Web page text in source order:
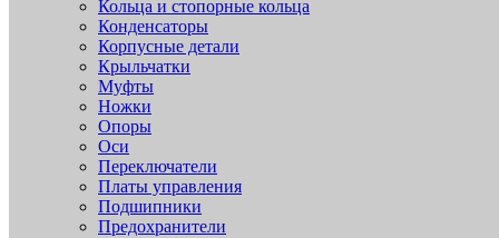
Кольца и стопорные кольца
Конденсаторы
Корпусные детали
Крыльчатки
Муфты
Ножки
Опоры
Оси
Переключатели
Платы управления
Подшипники
Предохранители